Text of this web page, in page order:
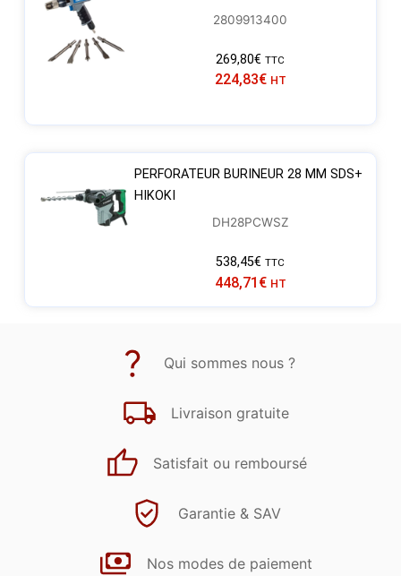
2809913400
269,80€ TTC
224,83€ HT
PERFORATEUR BURINEUR 28 MM SDS+
HIKOKI
DH28PCWSZ
538,45€ TTC
448,71 € HT
Qui sommes nous ?
Livraison gratuite
Satisfait ou remboursé
Garantie & SAV
Nos modes de paiement